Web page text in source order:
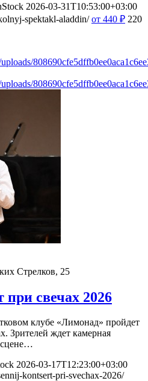
2026-03-31T10:53:00+03:00
spektakl-aladdin/ от 440 ₽ 220
Стрелков, 25
при свечах 2026
клубе «Лимонад» пройдет
Зрителей ждет камерная
сцене…
2026-03-17T12:23:00+03:00
kontsert-pri-svechax-2026/